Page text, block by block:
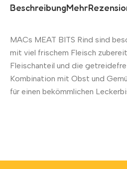
BeschreibungMehr
MACs MEAT BITS Rind sind
mit viel frischem Fleisch
Fleischanteil und die
Kombination mit Obst und
für einen bekömmlichen